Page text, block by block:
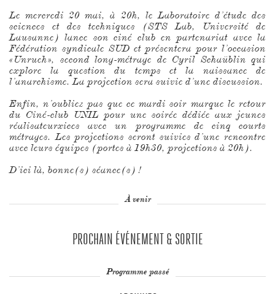
Le mercredi 20 mai, à 20h, le Laboratoire d’étude des
sciences et des techniques (STS Lab, Université de
Lausanne) lance son ciné club en partenariat avec la
Fédération syndicale SUD et présentera pour l’occasion
«Unrueh», second long-métrage de Cyril Schaüblin qui
explore la question du temps et la naissance de
l’anarchisme. La projection sera suivie d’une discussion.
Enfin, n’oubliez pas que ce mardi soir marque le retour
du Ciné-club UNIL pour une soirée dédiée aux jeunes
réalisateurxices avec un programme de cinq courts
métrages. Les projections seront suivies d’une rencontre
avec leurs équipes (portes à 19h30, projections à 20h).
D’ici là, bonne(s) séance(s) !
À venir
PROCHAIN ÉVÉNEMENT & SORTIE
Programme passé